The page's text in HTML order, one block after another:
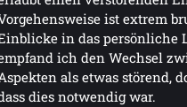
ist extrem
in das persönliche
ich den Wechsel
als etwas störend,
dies notwendig war.